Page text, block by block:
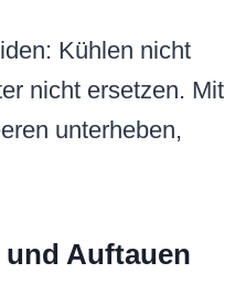
pro
Blondie
16 g